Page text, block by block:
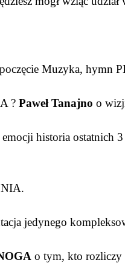
Muzyka, hymn
? Paweł Tanajno o
historia ostatnich
jedynego
o tym, kto